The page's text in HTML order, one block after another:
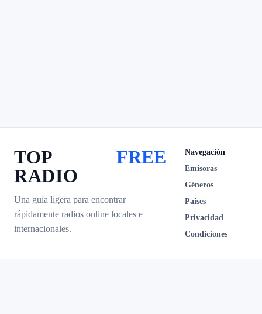
TOP
RADIO
FREE
Una guía ligera para encontrar
rápidamente radios online locales e
internacionales.
Navegación
Emisoras
Géneros
Países
Privacidad
Condiciones